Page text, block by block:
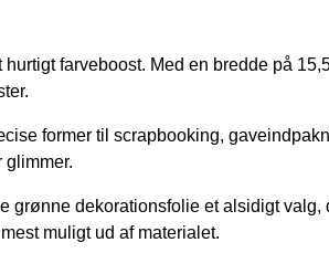
farveboost. Med en bredde på
former til scrapbooking,
dekorationsfolie et alsidigt
muligt ud af materialet.